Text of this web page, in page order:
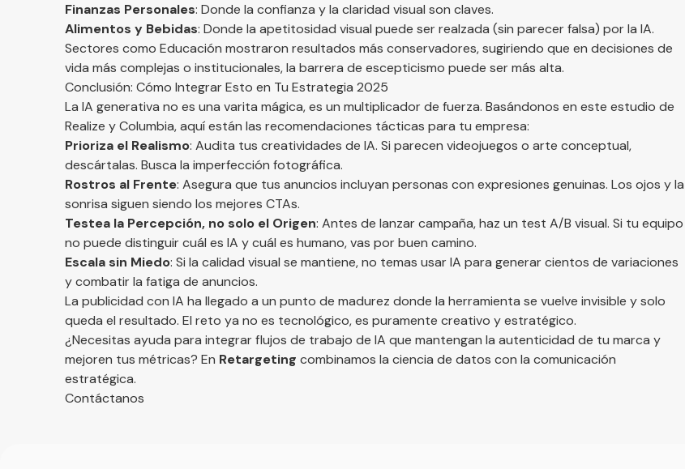
Finanzas Personales: Donde la confianza y la claridad visual son claves.
Alimentos y Bebidas: Donde la apetitosidad visual puede ser realzada (sin parecer falsa) por la IA.
Sectores como Educación mostraron resultados más conservadores, sugiriendo que en decisiones de
vida más complejas o institucionales, la barrera de escepticismo puede ser más alta.
Conclusión: Cómo Integrar Esto en Tu Estrategia 2025
La IA generativa no es una varita mágica, es un multiplicador de fuerza. Basándonos en este estudio de
Realize y Columbia, aquí están las recomendaciones tácticas para tu empresa:
Prioriza el Realismo: Audita tus creatividades de IA. Si parecen videojuegos o arte conceptual,
descártalas. Busca la imperfección fotográfica.
Rostros al Frente: Asegura que tus anuncios incluyan personas con expresiones genuinas. Los ojos y la
sonrisa siguen siendo los mejores CTAs.
Testea la Percepción, no solo el Origen: Antes de lanzar campaña, haz un test A/B visual. Si tu equipo
no puede distinguir cuál es IA y cuál es humano, vas por buen camino.
Escala sin Miedo: Si la calidad visual se mantiene, no temas usar IA para generar cientos de variaciones
y combatir la fatiga de anuncios.
La publicidad con IA ha llegado a un punto de madurez donde la herramienta se vuelve invisible y solo
queda el resultado. El reto ya no es tecnológico, es puramente creativo y estratégico.
¿Necesitas ayuda para integrar flujos de trabajo de IA que mantengan la autenticidad de tu marca y
mejoren tus métricas? En Retargeting combinamos la ciencia de datos con la comunicación
estratégica.
Contáctanos